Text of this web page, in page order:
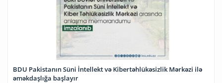
BDU Pakistanın Süni İntellekt və Kibertəhlükəsizlik Mərkəzi ilə
əməkdaşlığa başlayır